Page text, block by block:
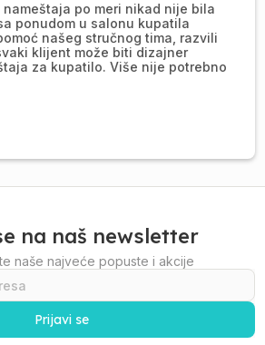
po meri nikad nije bila
ponudom u salonu kupatila
našeg stručnog tima, razvili
klijent može biti dizajner
za kupatilo. Više nije potrebno
na naš newsletter
naše najveće popuste i akcije
Prijavi se